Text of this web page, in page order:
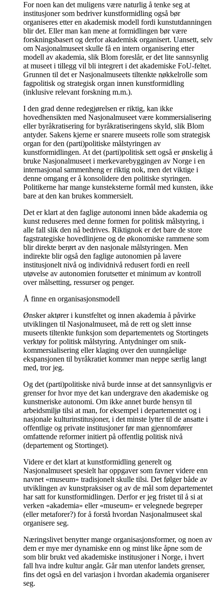
For noen kan det muligens være naturlig å tenke seg at
institusjoner som bedriver kunstformidling også bør
organiseres etter en akademisk modell fordi kunstutdanningen
blir det. Eller man kan mene at formidlingen bør være
forskningsbasert og derfor akademisk organisert. Uansett, selv
om Nasjonalmuseet skulle få en intern organisering etter
modell av akademia, slik Blom foreslår, er det lite sannsynlig
at museet i tillegg vil bli integrert i det akademiske FoU-feltet.
Grunnen til det er Nasjonalmuseets tiltenkte nøkkelrolle som
fagpolitisk og strategisk organ innen kunstformidling
(inklusive relevant forskning m.m.).
I den grad denne redegjørelsen er riktig, kan ikke
hovedhensikten med Nasjonalmuseet være kommersialisering
eller byråkratisering for byråkratiseringens skyld, slik Blom
antyder. Sakens kjerne er snarere museets rolle som strategisk
organ for den (parti)politiske målstyringen av
kunstformidlingen. At det (parti)politisk sett også er ønskelig å
bruke Nasjonalmuseet i merkevarebyggingen av Norge i en
internasjonal sammenheng er riktig nok, men det viktige i
denne omgang er å konsolidere den politiske styringen.
Politikerne har mange kunsteksterne formål med kunsten, ikke
bare at den kan brukes kommersielt.
Det er klart at den faglige autonomi innen både akademia og
kunst reduseres med denne formen for politisk målstyring, i
alle fall slik den nå bedrives. Riktignok er det bare de store
fagstrategiske hovedlinjene og de økonomiske rammene som
blir direkte berørt av den nasjonale målstyringen. Men
indirekte blir også den faglige autonomien på lavere
institusjonelt nivå og individnivå redusert fordi en reell
utøvelse av autonomien forutsetter et minimum av kontroll
over målsetting, ressurser og penger.
Å finne en organisasjonsmodell
Ønsker aktører i kunstfeltet og innen akademia å påvirke
utviklingen til Nasjonalmuseet, må de rett og slett innse
museets tiltenkte funksjon som departementets og Stortingets
verktøy for politisk målstyring. Antydninger om snik-
kommersialisering eller klaging over den uunngåelige
ekspansjonen til byråkratiet kommer man neppe særlig langt
med, tror jeg.
Og det (parti)politiske nivå burde innse at det sannsynligvis er
grenser for hvor mye det kan undergrave den akademiske og
kunstneriske autonomi. Om ikke annet burde hensyn til
arbeidsmiljø tilsi at man, for eksempel i departementet og i
nasjonale kulturinstitusjoner, i det minste lytter til de ansatte i
offentlige og private institusjoner før man gjennomfører
omfattende reformer initiert på offentlig politisk nivå
(departement og Stortinget).
Videre er det klart at kunstformidling generelt og
Nasjonalmuseet spesielt har oppgaver som favner videre enn
navnet «museum» tradisjonelt skulle tilsi. Det følger både av
utviklingen av kunstpraksiser og av de mål som departementet
har satt for kunstformidlingen. Derfor er jeg fristet til å si at
verken «akademia» eller «museum» er velegnede begreper
(eller metaforer?) for å forstå hvordan Nasjonalmuseet skal
organisere seg.
Næringslivet benytter mange organisasjonsformer, og noen av
dem er mye mer dynamiske enn og minst like åpne som de
som blir brukt ved akademiske institusjoner i Norge, i hvert
fall hva indre kultur angår. Går man utenfor landets grenser,
fins det også en del variasjon i hvordan akademia organiserer
seg.